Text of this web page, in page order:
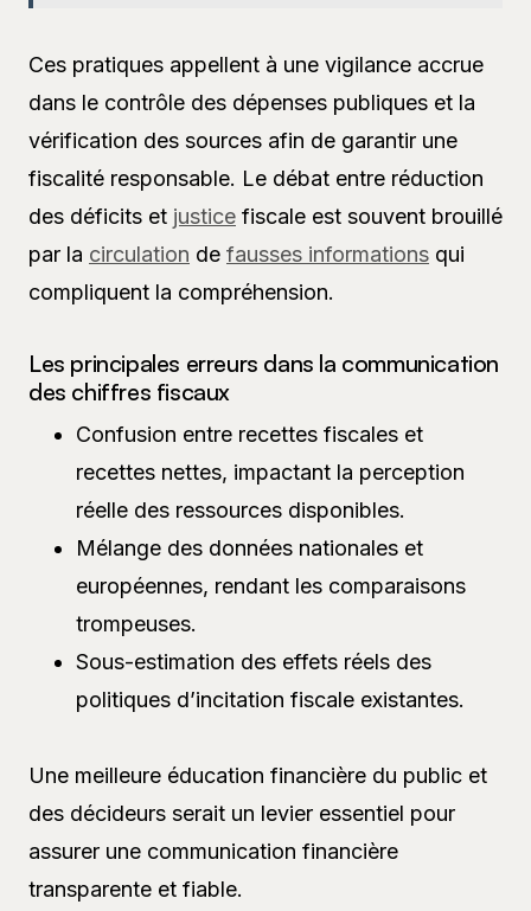
Ces pratiques appellent à une vigilance accrue
dans le contrôle des dépenses publiques et la
vérification des sources afin de garantir une
fiscalité responsable. Le débat entre réduction
des déficits et justice fiscale est souvent brouillé
par la circulation de fausses informations qui
compliquent la compréhension.
Les principales erreurs dans la communication
des chiffres fiscaux
Confusion entre recettes fiscales et
recettes nettes, impactant la perception
réelle des ressources disponibles.
Mélange des données nationales et
européennes, rendant les comparaisons
trompeuses.
Sous-estimation des effets réels des
politiques d’incitation fiscale existantes.
Une meilleure éducation financière du public et
des décideurs serait un levier essentiel pour
assurer une communication financière
transparente et fiable.